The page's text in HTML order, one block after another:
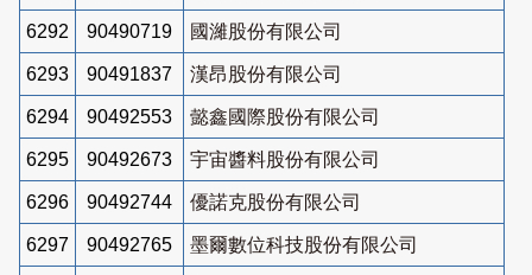
6292 90490719 國濰股份有限公司
6293 90491837 漢昂股份有限公司
6294 90492553 懿鑫國際股份有限公司
6295 90492673 宇宙醬料股份有限公司
6296 90492744 優諾克股份有限公司
6297 90492765 墨爾數位科技股份有限公司